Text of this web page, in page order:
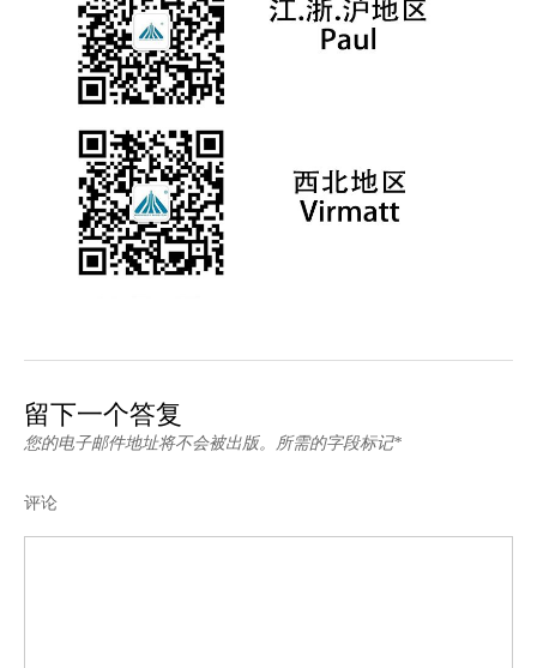
留下一个答复
您的电子邮件地址将不会被出版。所需的字段标记*
评论